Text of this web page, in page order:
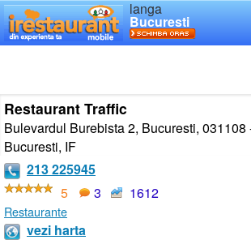
langa
Bucuresti
Restaurant Traffic
Bulevardul Burebista 2, Bucuresti, 031108
Bucuresti, IF
213 225945
5
3 1612
Restaurante
vezi harta